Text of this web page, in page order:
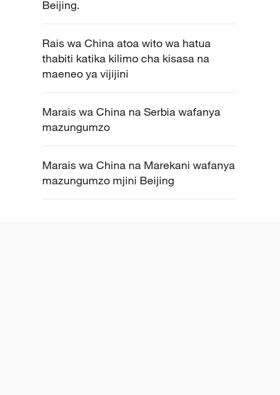
Beijing.
Rais wa China atoa wito wa hatua
thabiti katika kilimo cha kisasa na
maeneo ya vijijini
Marais wa China na Serbia wafanya
mazungumzo
Marais wa China na Marekani wafanya
mazungumzo mjini Beijing